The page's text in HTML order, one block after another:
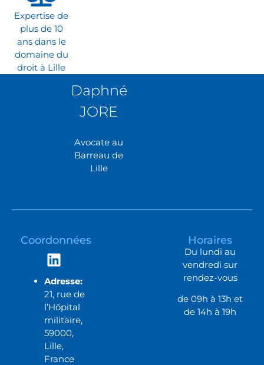
Expertise de
plus de 10
ans dans le
domaine du
droit à Lille
Daphné
JORE
Avocate au
Barreau de
Lille
Coordonnées
Adresse:
21, rue de
l’Hôpital
militaire,
59000,
Lille,
France
Horaires
Du lundi au
vendredi sur
rendez-vous
de 09h à 13h et
de 14h à 19h